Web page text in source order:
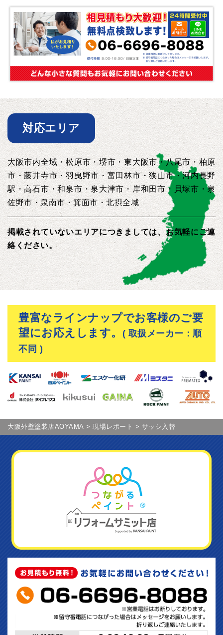
対応エリア
大阪市内全域・松原市・堺市・東大阪市・八尾市・柏原
市・藤井寺市・羽曳野市・富田林市・狭山市・河内長野
駅・高石市・和泉市・泉大津市・岸和田市・貝塚市・泉
佐野市・泉南市・箕面市・北摂全域
掲載されていないエリアにつきましては、お気軽にご連
絡ください。
豊富なラインナップでお客様のご要
望にお応えします。
( 取扱メーカー：順
不同 )
大阪外壁塗装店AOYAMA > 現場レポート > サッシ入替